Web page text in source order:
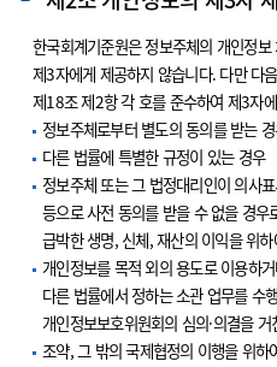
한국회계기준원은 정보주체의 개인정
제3자에게 제공하지 않습니다. 다만 다
제18조 제2항 각 호를 준수하여 제3자
정보주체로부터 별도의 동의를 받는
다른 법률에 특별한 규정이 있는 경우
정보주체 또는 그 법정대리인이 의사
등으로 사전 동의를 받을 수 없을 경우
급박한 생명, 신체, 재산의 이익을 위
개인정보를 목적 외의 용도로 이용하
다른 법률에서 정하는 소관 업무를 수
개인정보보호위원회의 심의·의결을 거
조약, 그 밖의 국제협정의 이행을 위하